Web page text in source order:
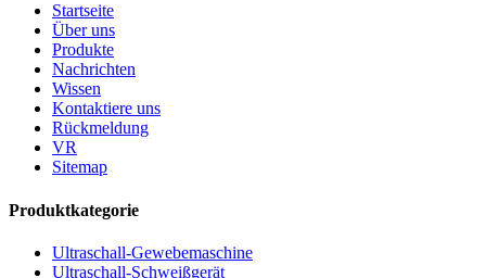
Startseite
Über uns
Produkte
Nachrichten
Wissen
Kontaktiere uns
Rückmeldung
VR
Sitemap
Produktkategorie
Ultraschall-Gewebemaschine
Ultraschall-Schweißgerät